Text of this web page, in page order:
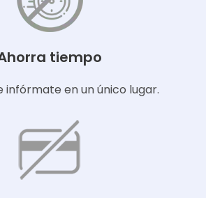
tiempo
infórmate en un único lugar.